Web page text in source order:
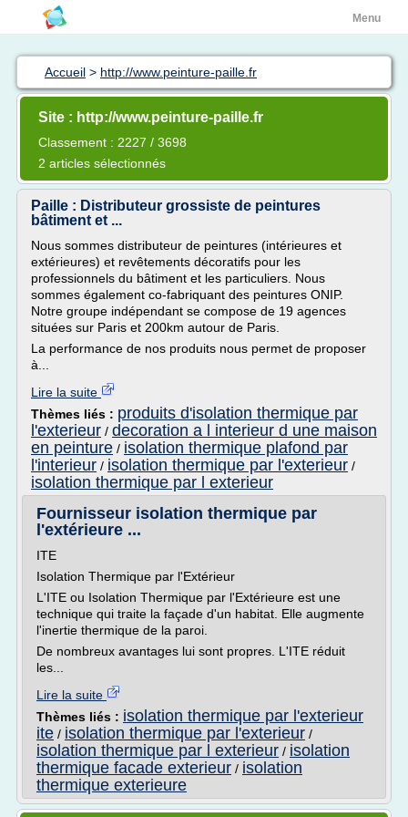
Menu
Accueil > http://www.peinture-paille.fr
Site : http://www.peinture-paille.fr
Classement : 2227 / 3698
2 articles sélectionnés
Paille : Distributeur grossiste de peintures
bâtiment et ...
Nous sommes distributeur de peintures (intérieures et
extérieures) et revêtements décoratifs pour les
professionnels du bâtiment et les particuliers. Nous
sommes également co-fabriquant des peintures ONIP.
Notre groupe indépendant se compose de 19 agences
situées sur Paris et 200km autour de Paris.
La performance de nos produits nous permet de proposer
à...
Lire la suite
Thèmes liés : produits d'isolation thermique par
l'exterieur / decoration a l interieur d une maison
en peinture / isolation thermique plafond par
l'interieur / isolation thermique par l'exterieur /
isolation thermique par l exterieur
Fournisseur isolation thermique par
l'extérieure ...
ITE
Isolation Thermique par l'Extérieur
L'ITE ou Isolation Thermique par l'Extérieure est une
technique qui traite la façade d'un habitat. Elle augmente
l'inertie thermique de la paroi.
De nombreux avantages lui sont propres. L'ITE réduit
les...
Lire la suite
Thèmes liés : isolation thermique par l'exterieur
ite / isolation thermique par l'exterieur /
isolation thermique par l exterieur / isolation
thermique facade exterieur / isolation
thermique exterieure